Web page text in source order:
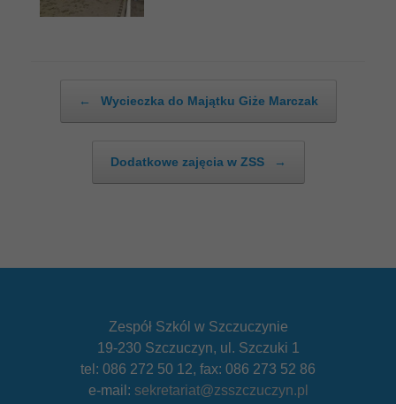
← Wycieczka do Majątku Giże Marczak
Dodatkowe zajęcia w ZSS →
Zespół Szkól w Szczuczynie
19-230 Szczuczyn, ul. Szczuki 1
tel: 086 272 50 12, fax: 086 273 52 86
e-mail: sekretariat@zsszczuczyn.pl